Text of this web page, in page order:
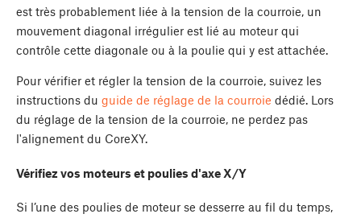
est très probablement liée à la tension de la courroie, un
mouvement diagonal irrégulier est lié au moteur qui
contrôle cette diagonale ou à la poulie qui y est attachée.
Pour vérifier et régler la tension de la courroie, suivez les
instructions du guide de réglage de la courroie dédié. Lors
du réglage de la tension de la courroie, ne perdez pas
l'alignement du CoreXY.
Vérifiez vos moteurs et poulies d'axe X/Y
Si l’une des poulies de moteur se desserre au fil du temps,